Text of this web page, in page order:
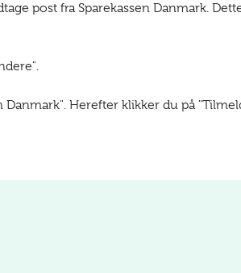
post fra Sparekassen Danmark.
Herefter klikker du på